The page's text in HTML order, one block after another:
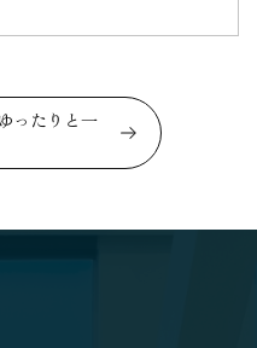
ったりと一